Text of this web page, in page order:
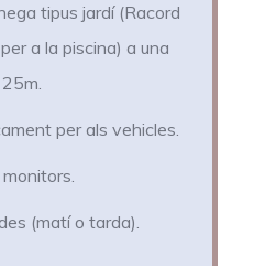
tipus jardí (Racord
per a la piscina) a una
per als vehicles.
(matí o tarda).